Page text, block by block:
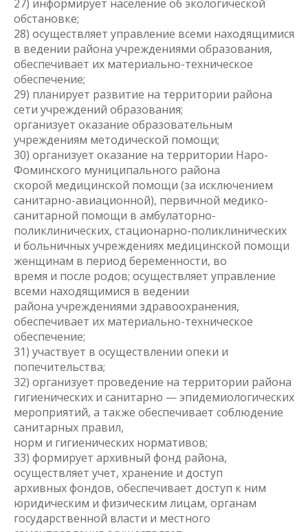
27) информирует население об экологической
обстановке;
28) осуществляет управление всеми находящимися
в ведении района учреждениями образования,
обеспечивает их материально-техническое
обеспечение;
29) планирует развитие на территории района
сети учреждений образования;
организует оказание образовательным
учреждениям методической помощи;
30) организует оказание на территории Наро-
Фоминского муниципального района
скорой медицинской помощи (за исключением
санитарно-авиационной), первичной медико-
санитарной помощи в амбулаторно-
поликлинических, стационарно-поликлинических
и больничных учреждениях медицинской помощи
женщинам в период беременности, во
время и после родов; осуществляет управление
всеми находящимися в ведении
района учреждениями здравоохранения,
обеспечивает их материально-техническое
обеспечение;
31) участвует в осуществлении опеки и
попечительства;
32) организует проведение на территории района
гигиенических и санитарно — эпидемиологических
мероприятий, а также обеспечивает соблюдение
санитарных правил,
норм и гигиенических нормативов;
33) формирует архивный фонд района,
осуществляет учет, хранение и доступ
архивных фондов, обеспечивает доступ к ним
юридическим и физическим лицам, органам
государственной власти и местного